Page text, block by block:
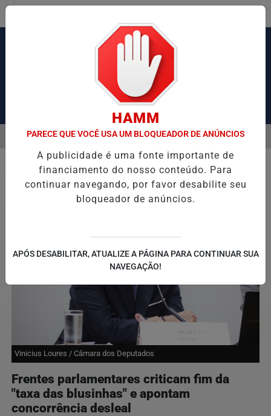
Pesquisar Notícia
DE OBRAS DE TIROLESA NO PÃO DE AÇÚCAR PIX PENSÃO
EM ALTA
MENU
Política
Vinicius Loures / Câmara dos Deputados
Frentes parlamentares criticam fim da
"taxa das blusinhas" e apontam
concorrência desleal
HAMM
PARECE QUE VOCÊ USA UM BLOQUEADOR DE ANÚNCIOS
A publicidade é uma fonte importante de
financiamento do nosso conteúdo. Para
continuar navegando, por favor desabilite seu
bloqueador de anúncios.
APÓS DESABILITAR, ATUALIZE A PÁGINA PARA CONTINUAR SUA
NAVEGAÇÃO!